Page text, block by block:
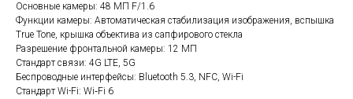
Основные камеры: 48 МП F/1.6
Функции камеры: Автоматическая стабилизация изображения, вспышка
True Tone, крышка объектива из сапфирового стекла
Разрешение фронтальной камеры: 12 МП
Стандарт связи: 4G LTE, 5G
Беспроводные интерфейсы: Bluetooth 5.3, NFC, Wi-Fi
Стандарт Wi-Fi: Wi‑Fi 6